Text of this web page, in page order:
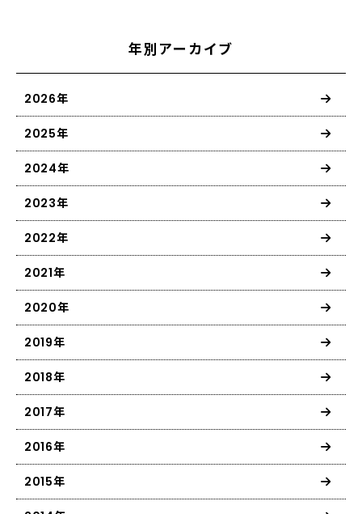
年別アーカイブ
2026年
2025年
2024年
2023年
2022年
2021年
2020年
2019年
2018年
2017年
2016年
2015年